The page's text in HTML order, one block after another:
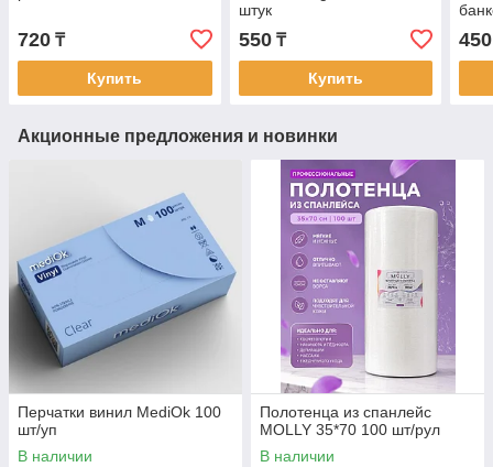
720 ₸
Купить
штук
550₸
Купить
450
Акционные предложения и новинки
Перчатки винил MediOk 100
шт/уп
В наличии
Полотенца из спанлейс
MOLLY 35*70 100 шт/рул
В наличии